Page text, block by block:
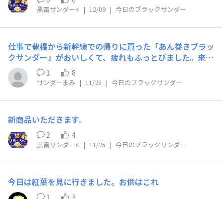
黒雷サンダー⚡️ | 12/09 | 今日のブラックサンダー
仕事で豊橋から新幹線での帰りに買った「あん巻きブラッ
クサンダー」がおいしくて、疲れもふっとびました。来月
も行くので購入します。
1 8
サンダーまみ | 11/25 | 今日のブラックサンダー
新商品いただきます。
2 4
黒雷サンダー⚡️ | 11/25 | 今日のブラックサンダー
今日は紅葉を見に行きました。お供はこれ
1 3